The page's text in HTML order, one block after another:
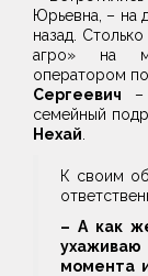
Юрьевна, – на
назад.
агро» на
оператором
Сергеевич –
семейный
Нехай
К своим
– А как
момента